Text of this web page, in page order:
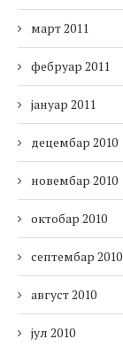
март 2011
фебруар 2011
јануар 2011
децембар 2010
новембар 2010
октобар 2010
септембар 2010
август 2010
јул 2010